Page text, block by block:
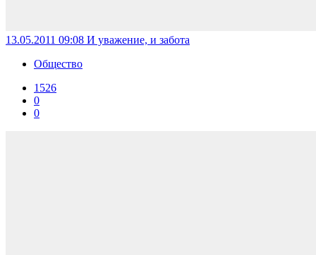
13.05.2011 09:08 И уважение, и забота
Общество
1526
0
0